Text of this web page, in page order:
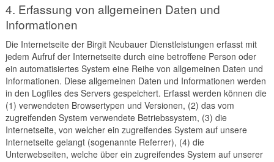
4. Erfassung von allgemeinen Daten und
Informationen
Die Internetseite der Birgit Neubauer Dienstleistungen erfasst mit
jedem Aufruf der Internetseite durch eine betroffene Person oder
ein automatisiertes System eine Reihe von allgemeinen Daten und
Informationen. Diese allgemeinen Daten und Informationen werden
in den Logfiles des Servers gespeichert. Erfasst werden können die
(1) verwendeten Browsertypen und Versionen, (2) das vom
zugreifenden System verwendete Betriebssystem, (3) die
Internetseite, von welcher ein zugreifendes System auf unsere
Internetseite gelangt (sogenannte Referrer), (4) die
Unterwebseiten, welche über ein zugreifendes System auf unserer